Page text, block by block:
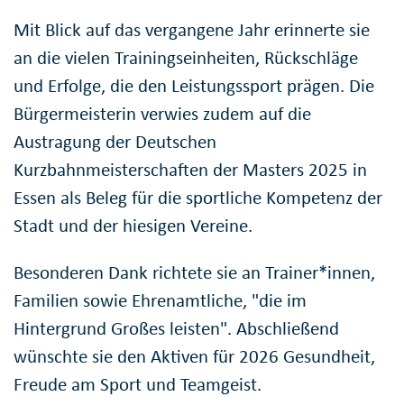
Mit Blick auf das vergangene Jahr erinnerte sie
an die vielen Trainingseinheiten, Rückschläge
und Erfolge, die den Leistungssport prägen. Die
Bürgermeisterin verwies zudem auf die
Austragung der Deutschen
Kurzbahnmeisterschaften der Masters 2025 in
Essen als Beleg für die sportliche Kompetenz der
Stadt und der hiesigen Vereine.
Besonderen Dank richtete sie an Trainer*innen,
Familien sowie Ehrenamtliche, "die im
Hintergrund Großes leisten". Abschließend
wünschte sie den Aktiven für 2026 Gesundheit,
Freude am Sport und Teamgeist.